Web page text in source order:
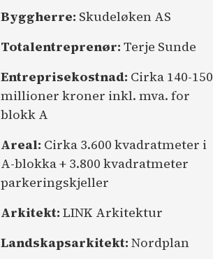
Byggherre: Skudeløken AS
Totalentreprenør: Terje Sunde
Entreprisekostnad: Cirka 140-150
millioner kroner inkl. mva. for
blokk A
Areal: Cirka 3.600 kvadratmeter i
A-blokka + 3.800 kvadratmeter
parkeringskjeller
Arkitekt: LINK Arkitektur
Landskapsarkitekt: Nordplan